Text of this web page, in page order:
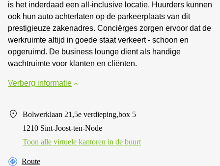
is het inderdaad een all-inclusive locatie. Huurders kunnen
ook hun auto achterlaten op de parkeerplaats van dit
prestigieuze zakenadres. Conciërges zorgen ervoor dat de
werkruimte altijd in goede staat verkeert - schoon en
opgeruimd. De business lounge dient als handige
wachtruimte voor klanten en cliënten.
Verberg informatie
Bolwerklaan 21,5e verdieping,box 5
1210 Sint-Joost-ten-Node
Toon alle virtuele kantoren in de buurt
Route